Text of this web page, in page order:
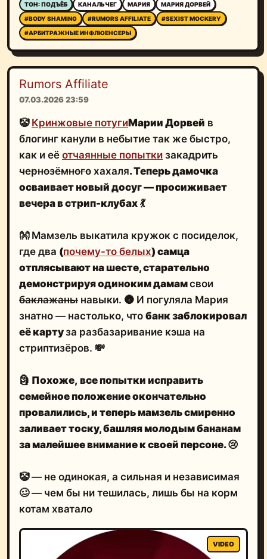
ТОН: ПОДЪЁБ КАНАЛЬЧЕГ МАРИЯ
МАРИЯ ДОРВЕЙ
#BODY SHAMING
#RUMORS AFFILIATE
#SEXIST MOCKERY
#АРБИТРАЖНЫЕ ИНФЛЮЕНСЕРЫ
Rumors Affiliate
07.03.2026 23:59
🤡 Кринжовые потугиМарии Дорвей в
блогинг канули в небытие так же быстро,
как и её отчаянные попытки закадрить
чернозёмного хахаля. Теперь дамочка
осваивает новый досуг —просиживает
вечера в стрип-клубах 💃
👐 Мамзель выкатила кружок с посиделок,
где два (почему-то белых) самца
отплясывают на шесте, старательно
демонстрируя одиноким дамамсвои
баклажаны навыки. 🌚 И погуляла Мария
знатно — настолько, что банк заблокировал
её картуза разбазаривание кэша на
стриптизёров. 💸
🗿 Похоже, все попытки исправить
семейное положениеокончательно
провалились, и теперь мамзельсмиренно
заливает тоску, башляя молодым бананам
за малейшее внимание к своей персоне.😢
🤡 — не одинокая, а сильная и независимая
🥴 — чем бы ни тешилась, лишь бы на корм
котам хватало